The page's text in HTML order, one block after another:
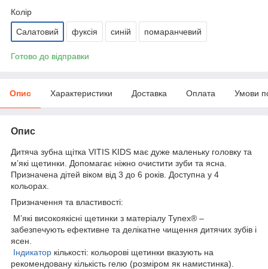
Колір
Салатовий фуксія синій помаранчевий
Готово до відправки
Опис Характеристики Доставка Оплата Умови
Опис
Дитяча зубна щітка VITIS KIDS має дуже маленьку головку та
м’які щетинки. Допомагає ніжно очистити зуби та ясна.
Призначена дітей віком від 3 до 6 років. Доступна у 4
кольорах.
Призначення та властивості:
М’які високоякісні щетинки з матеріалу Tynex® –
забезпечують ефективне та делікатне чищення дитячих зубів і
ясен.
Індикатор кількості: кольорові щетинки вказують на
рекомендовану кількість гелю (розміром як намистинка).